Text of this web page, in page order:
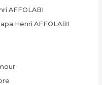
AFFOLABI
Henri AFFOLABI